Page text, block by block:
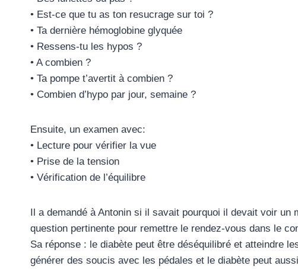
• Est-ce que tu as ton resucrage sur toi ?
• Ta dernière hémoglobine glyquée
• Ressens-tu les hypos ?
• A combien ?
• Ta pompe t’avertit à combien ?
• Combien d’hypo par jour, semaine ?
Ensuite, un examen avec:
• Lecture pour vérifier la vue
• Prise de la tension
• Vérification de l’équilibre
Il a demandé à Antonin si il savait pourquoi il devait voir un
question pertinente pour remettre le rendez-vous dans le
Sa réponse : le diabète peut être déséquilibré et atteindre
générer des soucis avec les pédales et le diabète peut